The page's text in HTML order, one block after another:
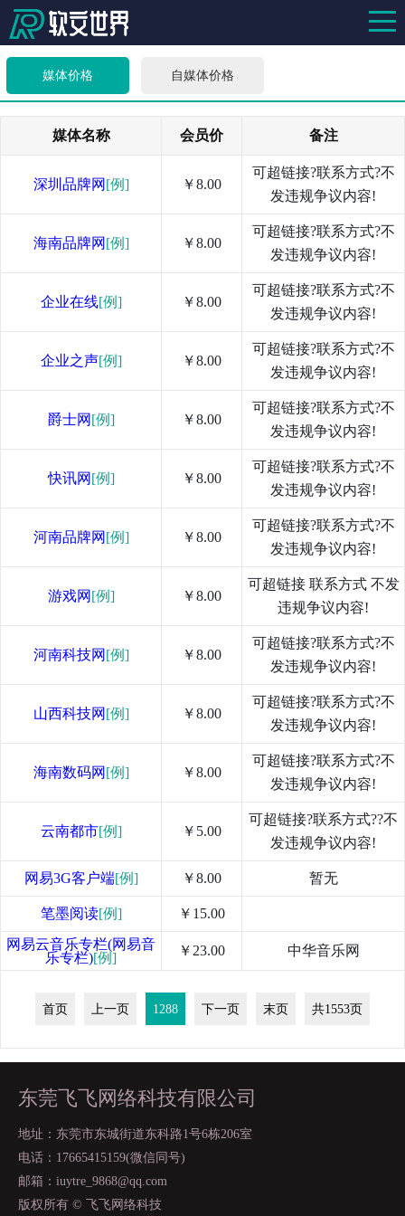
媒体价格 自媒体价格
媒体名称 会员价 备注
深圳品牌网 [例] ￥8.00
可超链接?联系方式?不
发违规争议内容!
海南品牌网 [例] ￥8.00
可超链接?联系方式?不
发违规争议内容!
企业在线[例] ￥8.00
可超链接?联系方式?不
发违规争议内容!
企业之声[例] ￥8.00
可超链接?联系方式?不
发违规争议内容!
爵士网 [例] ￥8.00
可超链接?联系方式?不
发违规争议内容!
快讯网 [例] ￥8.00
可超链接?联系方式?不
发违规争议内容!
河南品牌网 [例] ￥8.00
可超链接?联系方式?不
发违规争议内容!
游戏网 [例] ￥8.00
可超链接 联系方式 不发
违规争议内容!
河南科技网 [例] ￥8.00
可超链接?联系方式?不
发违规争议内容!
山西科技网 [例] ￥8.00
可超链接?联系方式?不
发违规争议内容!
海南数码网 [例] ￥8.00
可超链接?联系方式?不
发违规争议内容!
云南都市[例] ￥5.00
可超链接?联系方式??不
发违规争议内容!
网易3G客户端[例] ￥8.00 暂无
笔墨阅读[例]
￥15.00
网易云音乐专栏(网易音
乐专栏)[例] ￥23.00 中华音乐网
首页 上一页 1288 下一页 末页 共1553页
东莞飞飞网络科技有限公司
地址：东莞市东城街道东科路1号6栋206室
电话：17665415159(微信同号)
邮箱：iuytre_9868@qq.com
版权所有 © 飞飞网络科技